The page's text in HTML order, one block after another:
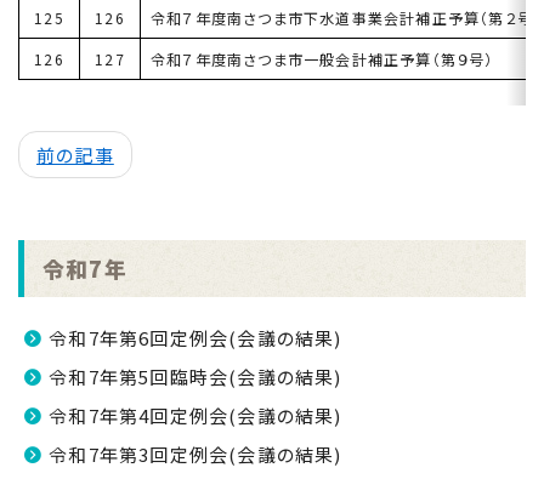
125
126
令和７年度南さつま市下水道事業会計補正予算（第２号）
126
127 令和７年度南さつま市一般会計補正予算（第９号）
前の記事
令和7年
令和7年第6回定例会(会議の結果)
令和7年第5回臨時会(会議の結果)
令和7年第4回定例会(会議の結果)
令和7年第3回定例会(会議の結果)